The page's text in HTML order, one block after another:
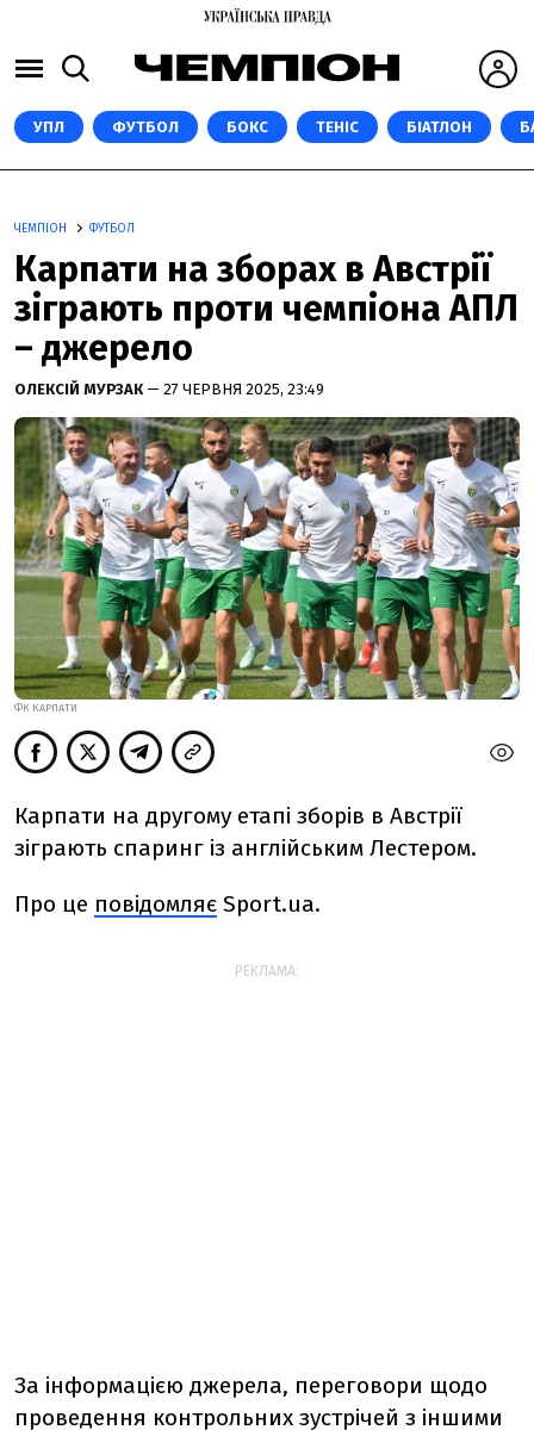
УПЛ ФУТБОЛ БОКС ТЕНІС БІАТЛОН
ЧЕМПІОН ФУТБОЛ
Карпати на зборах в Австрії
зіграють проти чемпіона АПЛ
– джерело
ОЛЕКСІЙ МУРЗАК — 27 ЧЕРВНЯ 2025, 23:49
ФК КАРПАТИ
Карпати на другому етапі зборів в Австрії
зіграють спаринг із англійським Лестером.
Про це повідомляє Sport.ua.
РЕКЛАМА:
За інформацією джерела, переговори щодо
проведення контрольних зустрічей з іншими